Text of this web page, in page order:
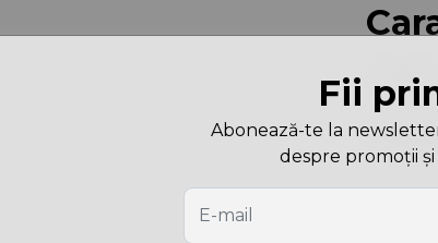
Culoare
Fii
Abonează-te la
despre promoții